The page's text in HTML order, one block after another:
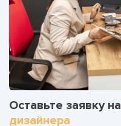
Оставьте заявку на
дизайнера